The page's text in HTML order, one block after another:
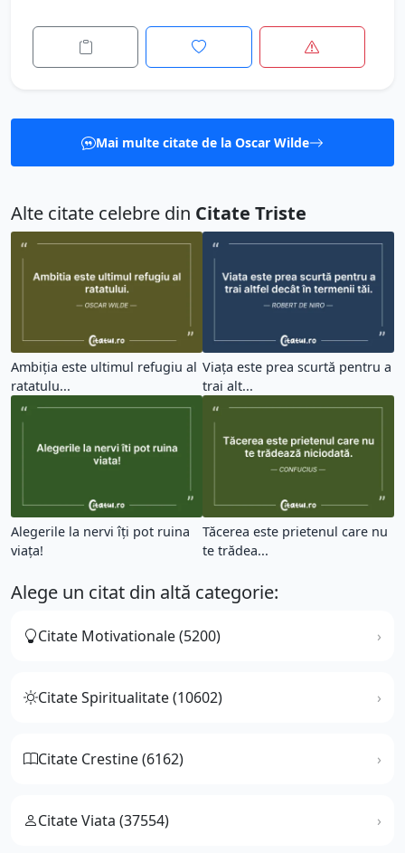
Mai multe citate de la Oscar Wilde
Alte citate celebre din Citate Triste
Ambiția este ultimul refugiu al
ratatulu...
Viața este prea scurtă pentru a
trai alt...
Alegerile la nervi îți pot ruina
viața!
Tăcerea este prietenul care nu
te trădea...
Alege un citat din altă categorie:
Citate Motivationale (5200)
Citate Spiritualitate (10602)
Citate Crestine (6162)
Citate Viata (37554)